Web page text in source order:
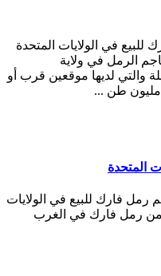
للبيع في الولايات المتحدة
الرمل في ولاية
لديها موقعين قرب أو
المتحدة
رمل فارك للبيع في الولايات
في عام 2011 ، تم إنتاج 59 ٪ من رمل فارك في الغرب